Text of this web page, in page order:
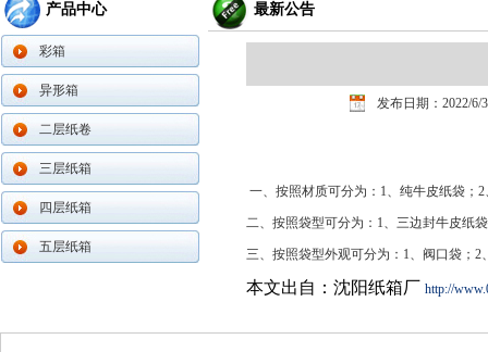
产品中心
彩箱
异形箱
二层纸卷
三层纸箱
四层纸箱
五层纸箱
最新公告
发布日期：2022/6/
一、按照材质可分为：1、纯牛皮纸袋；
二、按照袋型可分为：1、三边封牛皮纸
三、按照袋型外观可分为：1、阀口袋；
本文出自：沈阳纸箱厂 http://